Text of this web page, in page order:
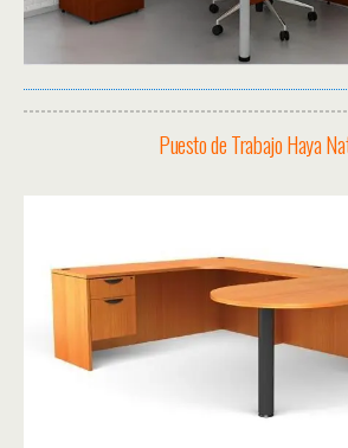
Puesto de Trabajo Haya